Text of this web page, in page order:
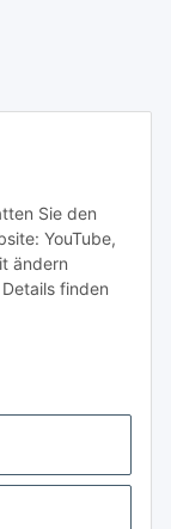
Sie den
YouTube,
ändern
finden
&